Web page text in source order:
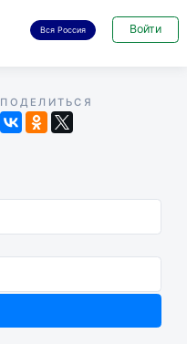
Вся Россия Войти
ПОДЕЛИТЬСЯ